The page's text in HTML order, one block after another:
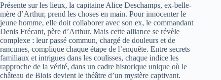
Présente sur les lieux, la capitaine Alice Deschamps, ex-belle-
mère d’Arthur, prend les choses en main. Pour innocenter le
jeune homme, elle doit collaborer avec son ex, le commandant
Denis Frécant, père d’Arthur. Mais cette alliance se révèle
complexe : leur passé commun, chargé de douleurs et de
rancunes, complique chaque étape de l’enquête. Entre secrets
familiaux et intrigues dans les coulisses, chaque indice les
rapproche de la vérité, dans un cadre historique unique où le
château de Blois devient le théâtre d’un mystère captivant.